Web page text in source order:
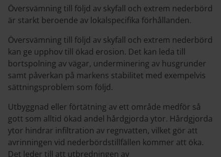
Översvämning till följd av skyfall och extrem nederbörd
är starkt beroende av lokalspecifika förhållanden.
Översvämning till följd av skyfall och extrem nederbörd
kan ge upphov till ökad erosion. Det kan leda till
bortspolning av vägar, underminering av husgrunder
samt påverkan på markens stabilitet med exempelvis
sättningsproblem som följd.
Utbyggnad eller förtätning av ett område medför så
gott som alltid ökad andel hårdgjorda ytor. Hårdgjorda
ytor hindrar infiltration av regnvatten, vilket gör att
avrinningen vid nederbördstillfällen kommer att öka.
Det leder till att utbredningen av